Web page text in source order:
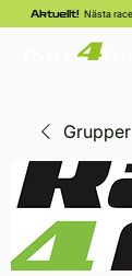
Aktuellt! Nästa
Grupper